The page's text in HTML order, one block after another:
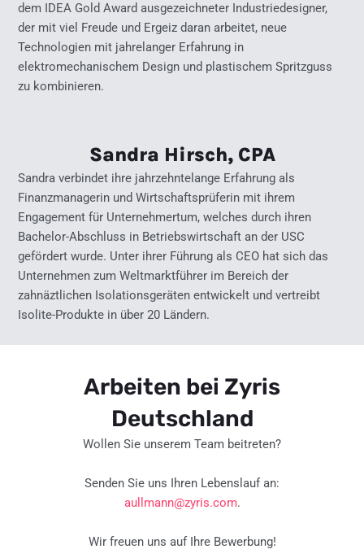
dem IDEA Gold Award ausgezeichneter Industriedesigner,
der mit viel Freude und Ergeiz daran arbeitet, neue
Technologien mit jahrelanger Erfahrung in
elektromechanischem Design und plastischem Spritzguss
zu kombinieren.
Sandra Hirsch, CPA
Sandra verbindet ihre jahrzehntelange Erfahrung als
Finanzmanagerin und Wirtschaftsprüferin mit ihrem
Engagement für Unternehmertum, welches durch ihren
Bachelor-Abschluss in Betriebswirtschaft an der USC
gefördert wurde. Unter ihrer Führung als CEO hat sich das
Unternehmen zum Weltmarktführer im Bereich der
zahnäztlichen Isolationsgeräten entwickelt und vertreibt
Isolite-Produkte in über 20 Ländern.
Arbeiten bei Zyris
Deutschland
Wollen Sie unserem Team beitreten?
Senden Sie uns Ihren Lebenslauf an:
aullmann@zyris.com.
Wir freuen uns auf Ihre Bewerbung!